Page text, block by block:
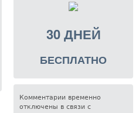
30 ДНЕЙ
БЕСПЛАТНО
Комментарии временно
отключены в связи с